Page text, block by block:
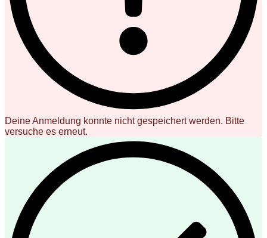
Deine Anmeldung konnte nicht gespeichert werden. Bitte
versuche es erneut.